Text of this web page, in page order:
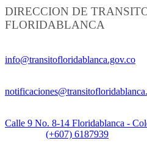
DIRECCION DE
FLORIDABLANCA
info@transitofloridablanca.gov.co
Calle 9 No. 8-14 Floridablanca -
(+607) 6187939